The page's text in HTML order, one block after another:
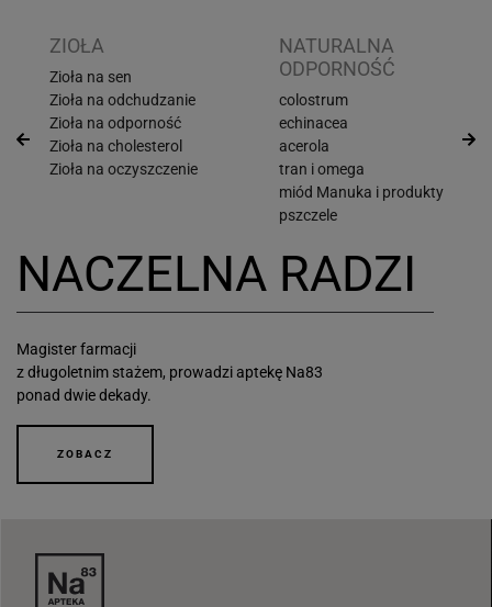
ZIOŁA
Zioła na sen
Zioła na odchudzanie
Zioła na odporność
Zioła na cholesterol
Zioła na oczyszczenie
NATURALNA
ODPORNOŚĆ
colostrum
echinacea
acerola
tran i omega
miód Manuka i produkty
pszczele
NACZELNA RADZI
Magister farmacji
z długoletnim stażem, prowadzi aptekę Na83
ponad dwie dekady.
ZOBACZ